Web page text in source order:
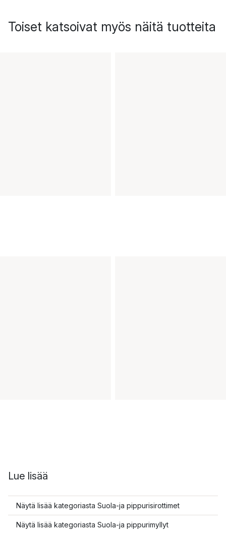
Toiset katsoivat myös näitä tuotteita
Lue lisää
Näytä lisää kategoriasta Suola-ja pippurisirottimet
Näytä lisää kategoriasta Suola-ja pippurimyllyt